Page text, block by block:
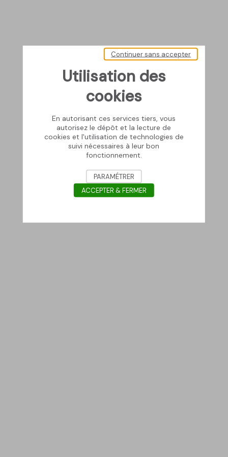
Utilisation des
cookies
En autorisant ces services tiers, vous
autorisez le dépôt et la lecture de
cookies et l'utilisation de technologies de
suivi nécessaires à leur bon
fonctionnement.
Continuer sans accepter
PARAMÉTRER
ACCEPTER & FERMER